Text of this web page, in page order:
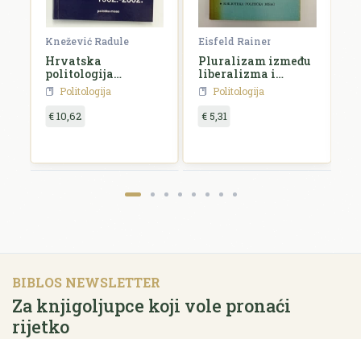
Knežević Radule
Hrvatska
politologija
1962.-2002.
Politologija
€ 10,62
Eisfeld Rainer
Pluralizam između
liberalizma i
socijalizma
Politologija
€ 5,31
BIBLOS NEWSLETTER
Za knjigoljupce koji vole pronaći
rijetko